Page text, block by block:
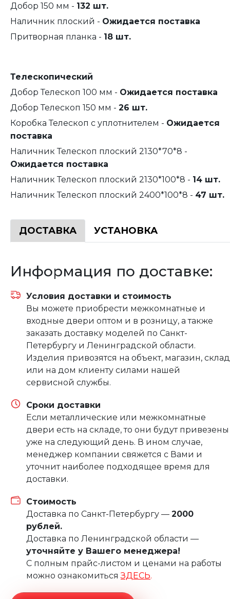
Добор 150 мм - 132 шт.
Наличник плоский - Ожидается поставка
Притворная планка - 18 шт.
Телескопический
Добор Телескоп 100 мм - Ожидается поставка
Добор Телескоп 150 мм - 26 шт.
Коробка Телескоп с уплотнителем - Ожидается
поставка
Наличник Телескоп плоский 2130*70*8 -
Ожидается поставка
Наличник Телескоп плоский 2130*100*8 - 14 шт.
Наличник Телескоп плоский 2400*100*8 - 47 шт.
ДОСТАВКА УСТАНОВКА
Информация по доставке:
Условия доставки и стоимость
Вы можете приобрести межкомнатные и
входные двери оптом и в розницу, а также
заказать доставку моделей по Санкт-
Петербургу и Ленинградской области.
Изделия привозятся на объект, магазин, склад
или на дом клиенту силами нашей
сервисной службы.
Сроки доставки
Если металлические или межкомнатные
двери есть на складе, то они будут привезены
уже на следующий день. В ином случае,
менеджер компании свяжется с Вами и
уточнит наиболее подходящее время для
доставки.
Стоимость
Доставка по Санкт-Петербургу — 2000
рублей.
Доставка по Ленинградской области —
уточняйте у Вашего менеджера!
С полным прайс-листом и ценами на работы
можно ознакомитьсяЗДЕСЬ.